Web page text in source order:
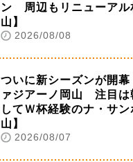
ン 周辺もリニューアル
山】
2026/08/08
ついに新シーズンが開幕
ァジアーノ岡山 注目は
してＷ杯経験のナ・サン
山】
2026/08/07